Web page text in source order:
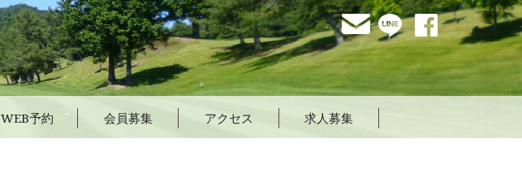
WEB予約 会員募集 アクセス 求人募集
mail LINE facebook